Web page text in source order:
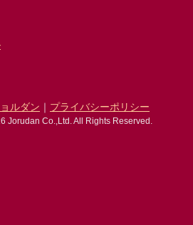
ルダン ｜ プライバシーポリシー
Jorudan Co.,Ltd. All Rights Reserved.